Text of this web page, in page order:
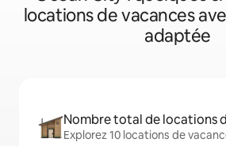
locations de vacances
adaptée
Nombre total de locations
Explorez 10 locations de